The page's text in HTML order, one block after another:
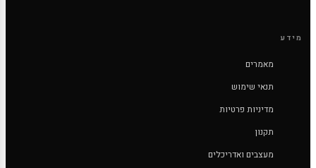
מידע
מאמרים
תנאי שימוש
מדיניות פרטיות
תקנון
מעצבים ואדריכלים